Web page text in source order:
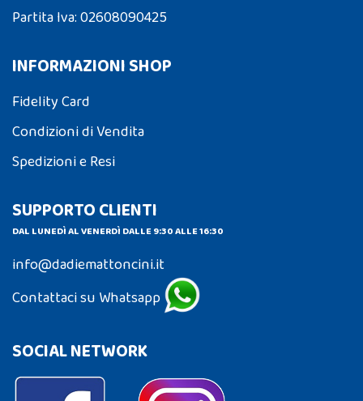
Partita Iva: 02608090425
INFORMAZIONI SHOP
Fidelity Card
Condizioni di Vendita
Spedizioni e Resi
SUPPORTO CLIENTI
DAL LUNEDÌ AL VENERDÌ DALLE 9:30 ALLE 16:30
info@dadiemattoncini.it
Contattaci su Whatsapp
SOCIAL NETWORK